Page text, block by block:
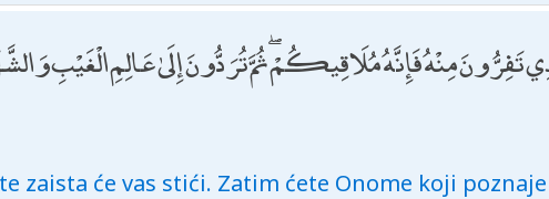
تَفِرُّونَ مِنْهُ فَإِنَّهُ مُلَاقِيكُمْ ۖ ثُمَّ تُرَدُّونَ إِلَىٰ عَالِمِ الْغَيْبِ
zaista će vas stići. Zatim ćete Onome koji